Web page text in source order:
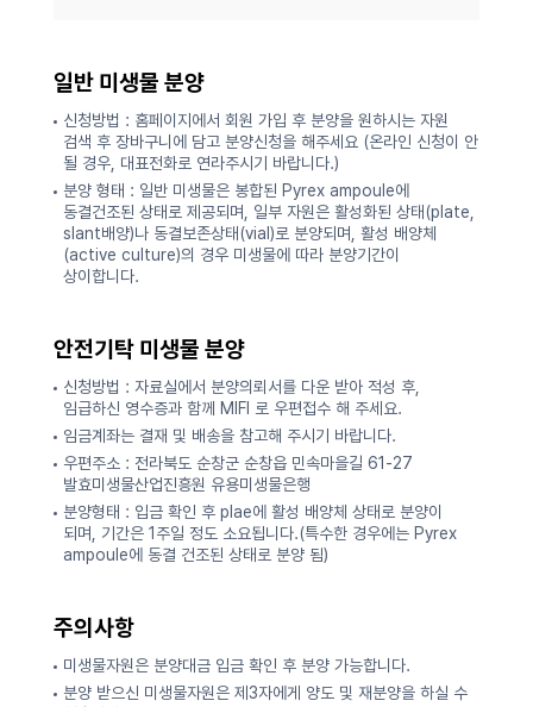
일반 미생물 분양
신청방법 : 홈페이지에서 회원 가입 후 분양을 원하시는 자원
검색 후 장바구니에 담고 분양신청을 해주세요 (온라인 신청이 안
될 경우, 대표전화로 연라주시기 바랍니다.)
분양 형태 : 일반 미생물은 봉합된 Pyrex ampoule에
동결건조된 상태로 제공되며, 일부 자원은 활성화된 상태(plate,
slant배양)나 동결보존상태(vial)로 분양되며, 활성 배양체
(active culture)의 경우 미생물에 따라 분양기간이
상이합니다.
안전기탁 미생물 분양
신청방법 : 자료실에서 분양의뢰서를 다운 받아 적성 후,
임급하신 영수증과 함께 MIFI 로 우편접수 해 주세요.
임금계좌는 결재 및 배송을 참고해 주시기 바랍니다.
우편주소 : 전라북도 순창군 순창읍 민속마을길 61-27
발효미생물산업진흥원 유용미생물은행
분양형태 : 입금 확인 후 plae에 활성 배양체 상태로 분양이
되며, 기간은 1주일 정도 소요됩니다.(특수한 경우에는 Pyrex
ampoule에 동결 건조된 상태로 분양 됨)
주의사항
미생물자원은 분양대금 입금 확인 후 분양 가능합니다.
분양 받으신 미생물자원은 제3자에게 양도 및 재분양을 하실 수